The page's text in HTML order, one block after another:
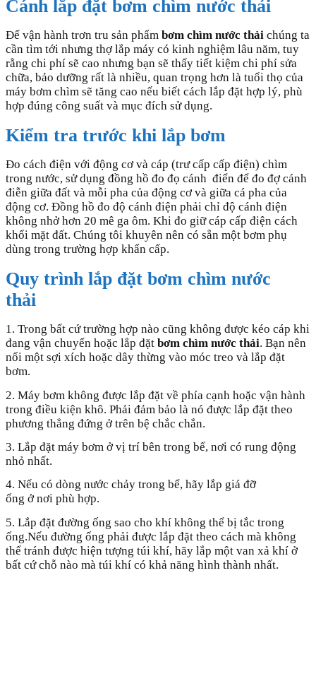
Cánh lắp đặt bơm chìm nước thải
Để vận hành trơn tru sản phẩm bơm chìm nước thải chúng ta
cần tìm tới nhưng thợ lắp máy có kinh nghiệm lâu năm, tuy
rằng chi phí sẽ cao nhưng bạn sẽ thấy tiết kiệm chi phí sửa
chữa, bảo dưỡng rất là nhiều, quan trọng hơn là tuổi thọ của
máy bơm chìm sẽ tăng cao nếu biết cách lắp đặt hợp lý, phù
hợp đúng công suất và mục đích sử dụng.
Kiểm tra trước khi lắp bơm
Đo cách điện với động cơ và cáp (trư cấp cấp điện) chìm
trong nước, sử dụng đồng hồ đo đọ cánh điển để đo đợ cánh
điễn giữa đất và mỗi pha của động cơ và giữa cá pha của
động cơ. Đồng hồ đo độ cánh điện phải chỉ độ cánh điện
không nhở hơn 20 mê ga ôm. Khi đo giữ cáp cấp điện cách
khổi mặt đất. Chúng tôi khuyên nên có sẵn một bơm phụ
dùng trong trường hợp khẩn cấp.
Quy trình lắp đặt bơm chìm nước
thải
1. Trong bất cứ trường hợp nào cũng không được kéo cáp khi
đang vận chuyển hoặc lắp đặt bơm chìm nước thải. Bạn nên
nối một sợi xích hoặc dây thừng vào móc treo và lắp đặt
bơm.
2. Máy bơm không được lắp đặt về phía cạnh hoặc vận hành
trong điều kiện khô. Phải đảm bảo là nó được lắp đặt theo
phương thẳng đứng ở trên bệ chắc chắn.
3. Lắp đặt máy bơm ở vị trí bên trong bể, nơi có rung động
nhỏ nhất.
4. Nếu có dòng nước chảy trong bể, hãy lắp giá đỡ
ống ở nơi phù hợp.
5. Lắp đặt đường ống sao cho khí không thể bị tắc trong
ống.Nếu đường ống phải được lắp đặt theo cách mà không
thể tránh được hiện tượng túi khí, hãy lắp một van xả khí ở
bất cứ chỗ nào mà túi khí có khả năng hình thành nhất.